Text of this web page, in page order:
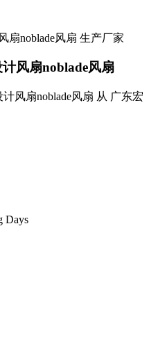
风扇noblade风扇
风扇noblade风扇 从 广东宏
Days